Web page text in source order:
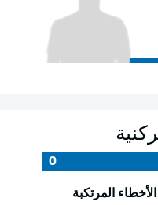
0
الأخطاء المرتكبة